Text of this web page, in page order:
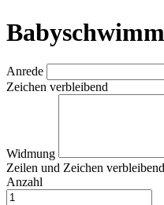
Anrede
Zeichen verbleibend
Widmung
Zeilen und Zeichen verbleibend
Anzahl